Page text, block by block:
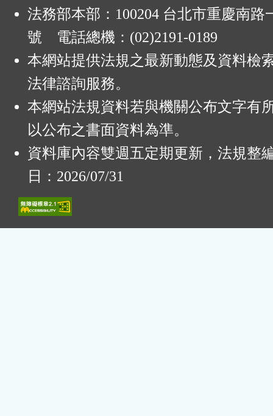
法務部本部：100204 台北市重慶南路
號 電話總機：(02)2191-0189
本網站提供法規之最新動態及資料檢
法律諮詢服務。
本網站法規資料若與機關公布文字有
以公布之書面資料為準。
資料庫內容雙週五定期更新，法規整
日：2026/07/31